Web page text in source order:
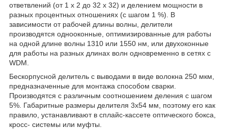
ответвлений (от 1 х 2 до 32 х 32) и делением мощности в
разных процентных отношениях (с шагом 1 %). В
зависимости от рабочей длины волны, делители
производятся однооконные, оптимизированные для работы
на одной длине волны 1310 или 1550 нм, или двухоконные
для работы на разных длинах волн одновременно в сетях с
WDM.
Бескорпусной делитель с выводами в виде волокна 250 мкм,
предназначенные для монтажа способом сварки.
Производятся с различным соотношением деления с шагом
5%. Габаритные размеры делителя 3х54 мм, поэтому его как
правило, устанавливают в сплайс-кассете оптического бокса,
кросс- системы или муфты.